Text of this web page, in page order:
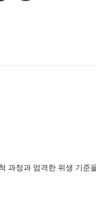
과정과 엄격한 위생 기준